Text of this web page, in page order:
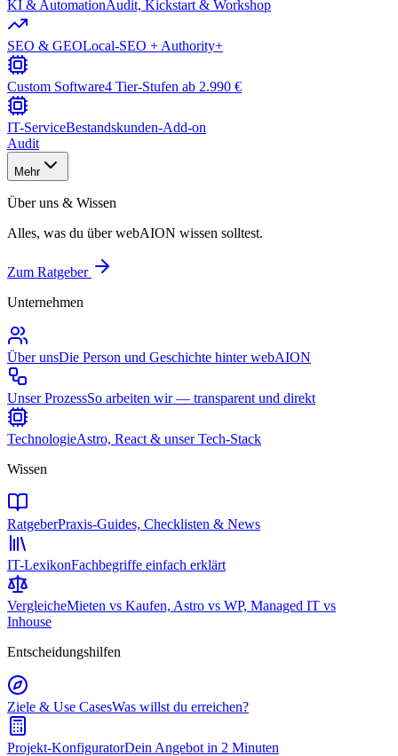
KI & AutomationAudit, Kickstart & Workshop
SEO & GEOLocal-SEO + Authority+
Custom Software4 Tier-Stufen ab 2.990 €
IT-ServiceBestandskunden-Add-on
Audit
Mehr
Über uns & Wissen
Alles, was du über webAION wissen solltest.
Zum Ratgeber
Unternehmen
Über unsDie Person und Geschichte hinter webAION
Unser ProzessSo arbeiten wir — transparent und direkt
TechnologieAstro, React & unser Tech-Stack
Wissen
RatgeberPraxis-Guides, Checklisten & News
IT-LexikonFachbegriffe einfach erklärt
VergleicheMieten vs Kaufen, Astro vs WP, Managed IT vs
Inhouse
Entscheidungshilfen
Ziele & Use CasesWas willst du erreichen?
Projekt-KonfiguratorDein Angebot in 2 Minuten